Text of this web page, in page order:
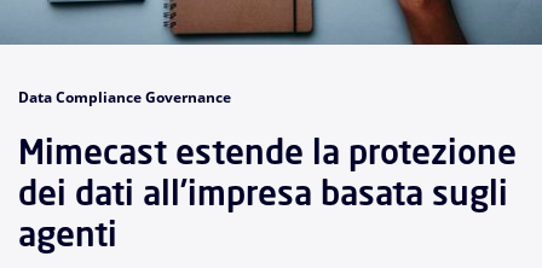
Data Compliance Governance
Mimecast estende la protezione
dei dati all’impresa basata sugli
agenti